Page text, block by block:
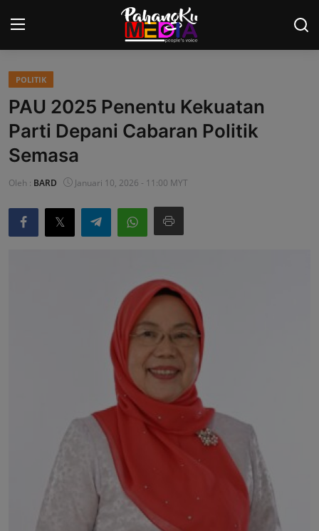
Laman Utama
Nasional
Politik
Gaya Hidup
Ekonomi
POLITIK
PAU 2025 Penentu Kekuatan
Parti Depani Cabaran Politik
Semasa
Oleh : BARD Januari 10, 2026 - 11:00 MYT